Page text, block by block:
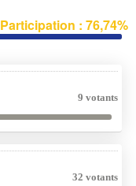
Participation : 76,74%
9 votants
32 votants